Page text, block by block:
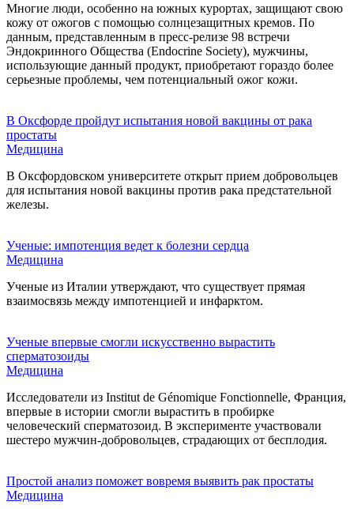
Многие люди, особенно на южных курортах, защищают свою
кожу от ожогов с помощью солнцезащитных кремов. По
данным, представленным в пресс-релизе 98 встречи
Эндокринного Общества (Endocrine Society), мужчины,
использующие данный продукт, приобретают гораздо более
серьезные проблемы, чем потенциальный ожог кожи.
В Оксфорде пройдут испытания новой вакцины от рака
простаты
Медицина
В Оксфордовском университете открыт прием добровольцев
для испытания новой вакцины против рака предстательной
железы.
Ученые: импотенция ведет к болезни сердца
Медицина
Ученые из Италии утверждают, что существует прямая
взаимосвязь между импотенцией и инфарктом.
Ученые впервые смогли искусственно вырастить
сперматозоиды
Медицина
Исследователи из Institut de Génomique Fonctionnellе, Франция,
впервые в истории смогли вырастить в пробирке
человеческий сперматозоид. В эксперименте участвовали
шестеро мужчин-добровольцев, страдающих от бесплодия.
Простой анализ поможет вовремя выявить рак простаты
Медицина